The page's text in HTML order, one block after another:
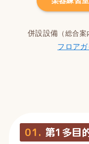
併設設備 （総合
フロアガ
01. 第1多目